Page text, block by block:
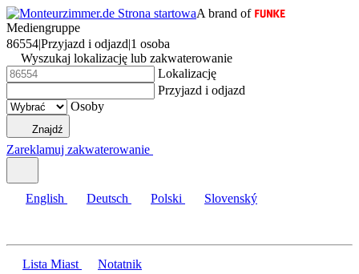
A brand of
Mediengruppe
86554|Przyjazd i odjazd|1 osoba
Wyszukaj lokalizację lub zakwaterowanie
Lokalizację
Przyjazd i odjazd
Osoby
Znajdź
Zareklamuj zakwaterowanie
English Deutsch Polski Slovenský
Lista Miast Notatnik